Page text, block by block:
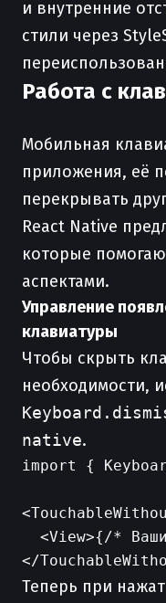
и внутренние
стили через
Работа с
Мобильная
приложения, её
перекрывать
React Native
которые
аспектами.
Управление
клавиатуры
Чтобы скрыть
необходимости,
native.
import {
<View>{/*
Теперь при